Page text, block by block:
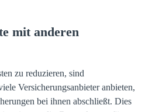
mit anderen
zu reduzieren, sind
Versicherungsanbieter anbieten,
bei ihnen abschließt. Dies